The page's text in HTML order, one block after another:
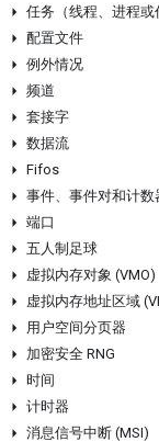
任务（线程、进程或
配置文件
例外情况
频道
套接字
数据流
Fifos
事件、事件对和计数
端口
五人制足球
虚拟内存对象 (VMO)
虚拟内存地址区域
用户空间分页器
加密安全 RNG
时间
计时器
消息信号中断 (MSI)